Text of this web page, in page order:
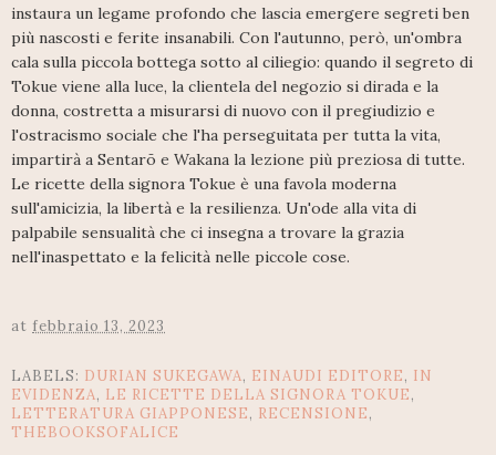
instaura un legame profondo che lascia emergere segreti ben
più nascosti e ferite insanabili. Con l'autunno, però, un'ombra
cala sulla piccola bottega sotto al ciliegio: quando il segreto di
Tokue viene alla luce, la clientela del negozio si dirada e la
donna, costretta a misurarsi di nuovo con il pregiudizio e
l'ostracismo sociale che l'ha perseguitata per tutta la vita,
impartirà a Sentarō e Wakana la lezione più preziosa di tutte.
Le ricette della signora Tokue è una favola moderna
sull'amicizia, la libertà e la resilienza. Un'ode alla vita di
palpabile sensualità che ci insegna a trovare la grazia
nell'inaspettato e la felicità nelle piccole cose.
at febbraio 13, 2023
LABELS: DURIAN SUKEGAWA, EINAUDI EDITORE, IN
EVIDENZA, LE RICETTE DELLA SIGNORA TOKUE,
LETTERATURA GIAPPONESE, RECENSIONE,
THEBOOKSOFALICE